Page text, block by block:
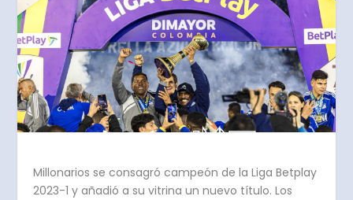
Millonarios se consagró campeón de la Liga Betplay
2023-1 y añadió a su vitrina un nuevo título. Los